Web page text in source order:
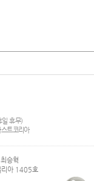
휴무)
트코리아
승혁
리아 1405호